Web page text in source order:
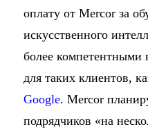
оплату от Mercor за
искусственного
более компетентными
для таких клиентов,
Google. Mercor
подрядчиков «на